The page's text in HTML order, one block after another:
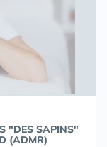
"DES SAPINS"
(ADMR)